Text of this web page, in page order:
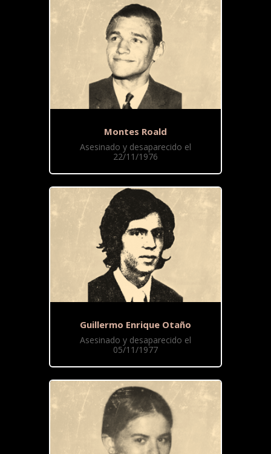
Montes Roald
Asesinado y desaparecido el
22/11/1976
Guillermo Enrique Otaño
Asesinado y desaparecido el
05/11/1977